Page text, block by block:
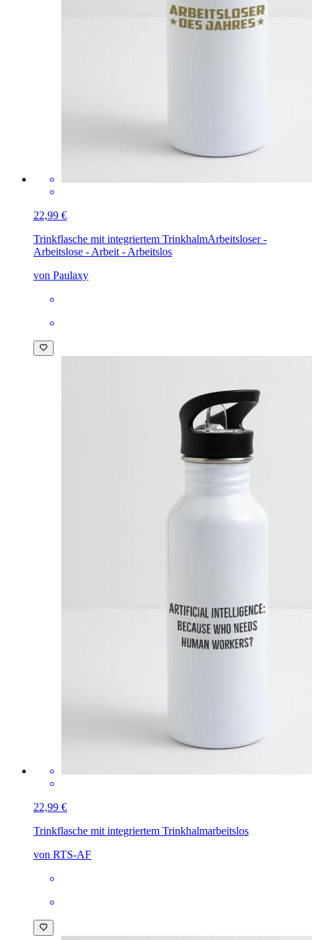
22,99 €
Trinkflasche mit integriertem TrinkhalmArbeitsloser -
Arbeitslose - Arbeit - Arbeitslos
von Paulaxy
22,99 €
Trinkflasche mit integriertem Trinkhalmarbeitslos
von RTS-AF